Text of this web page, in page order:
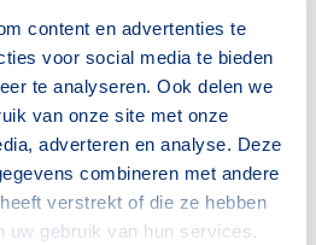
content en advertenties te
voor social media te bieden
te analyseren. Ook delen we
van onze site met onze
adverteren en analyse. Deze
combineren met andere
verstrekt of die ze hebben
uw gebruik van hun services.
van de
dan de NHG-grens. Op dit
als de huidige
NHG-grens ligt, ongeacht
Indien je
voorzieningen meeneemt